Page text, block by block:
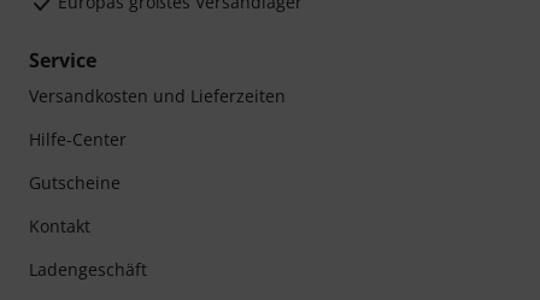
Service
Versandkosten und Lieferzeiten
Hilfe-Center
Gutscheine
Kontakt
Ladengeschäft